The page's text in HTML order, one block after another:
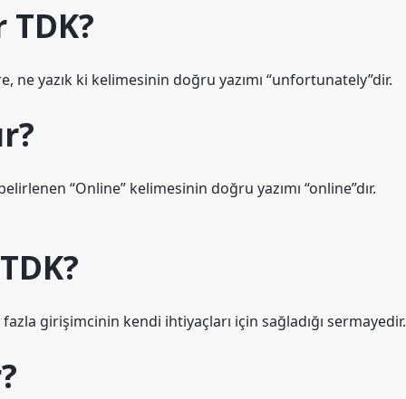
TDK?
ne yazık ki kelimesinin doğru yazımı “unfortunately”dir.
“Online” kelimesinin doğru yazımı “online”dır.
girişimcinin kendi ihtiyaçları için sağladığı sermayedir.